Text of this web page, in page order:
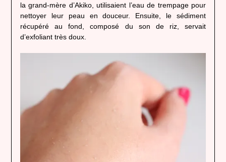
la grand-mère d’Akiko, utilisaient l’eau de trempage pour
nettoyer leur peau en douceur. Ensuite, le sédiment
récupéré au fond, composé du son de riz, servait
d’exfoliant très doux.